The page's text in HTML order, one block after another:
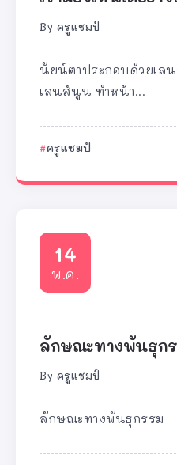
By ครูแชมป์
นัยน์ตาประกอบด้วยเล
เลนส์นูน ทำหน้า...
ครูแชมป์
14
พ.ค.
ลักษณะทางพันธุก
By ครูแชมป์
ลักษณะทางพันธุกรร